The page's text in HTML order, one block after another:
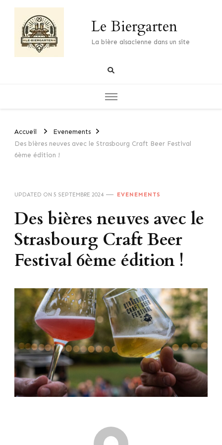
Le Biergarten
La bière alsacienne dans un site
Accueil
Evenements
Des bières neuves avec le Strasbourg Craft Beer Festival
6ème édition !
UPDATED ON 5 SEPTEMBRE 2024 EVENEMENTS
Des bières neuves avec le
Strasbourg Craft Beer
Festival 6ème édition !